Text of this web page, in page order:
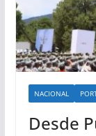
NACIONAL
Desde